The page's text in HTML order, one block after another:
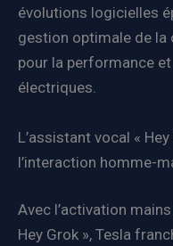
évolutions logicielles
gestion optimale de
pour la performance
électriques.
L’assistant vocal «
l’interaction homme-
Avec l’activation
Hey Grok », Tesla